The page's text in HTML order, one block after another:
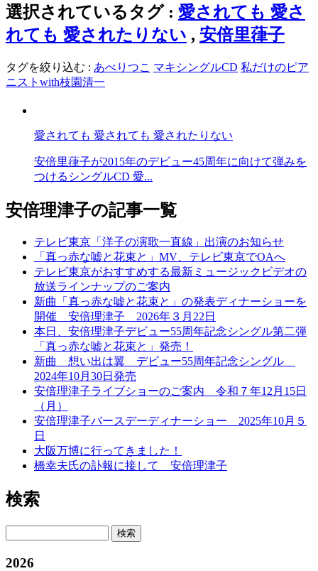
選択されているタグ : 愛されても 愛さ
れても 愛されたりない , 安倍里葎子
タグを絞り込む : あべりつこ マキシングルCD 私だけのピア
ニストwith枝園清一
愛されても 愛されても 愛されたりない
安倍里葎子が2015年のデビュー45周年に向けて弾みを
つけるシングルCD 愛...
安倍理津子の記事一覧
テレビ東京「洋子の演歌一直線」出演のお知らせ
「真っ赤な嘘と花束と」MV、テレビ東京でOAへ
テレビ東京がおすすめする最新ミュージックビデオの
放送ラインナップのご案内
新曲「真っ赤な嘘と花束と」の発表ディナーショーを
開催 安倍理津子 2026年３月22日
本日、安倍理津子デビュー55周年記念シングル第二弾
「真っ赤な嘘と花束と」発売！
新曲 想い出は翼 デビュー55周年記念シングル
2024年10月30日発売
安倍理津子ライブショーのご案内 令和７年12月15日
（月）
安倍理津子バースデーディナーショー 2025年10月５
日
大阪万博に行ってきました！
橋幸夫氏の訃報に接して 安倍理津子
検索
検索
2026